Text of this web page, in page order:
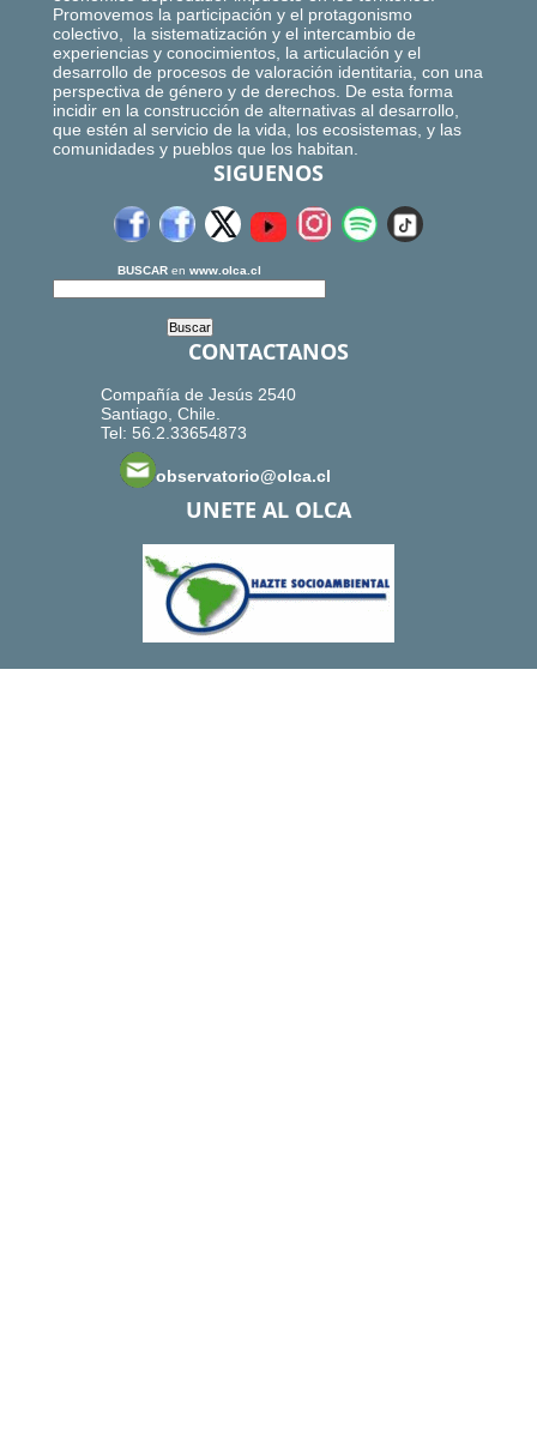
Promovemos la participación y el protagonismo
colectivo, la sistematización y el intercambio de
experiencias y conocimientos, la articulación y el
desarrollo de procesos de valoración identitaria, con una
perspectiva de género y de derechos. De esta forma
incidir en la construcción de alternativas al desarrollo,
que estén al servicio de la vida, los ecosistemas, y las
comunidades y pueblos que los habitan.
SIGUENOS
BUSCAR en www.olca.cl
CONTACTANOS
Compañía de Jesús 2540
Santiago, Chile.
Tel: 56.2.33654873
observatorio@olca.cl
UNETE AL OLCA